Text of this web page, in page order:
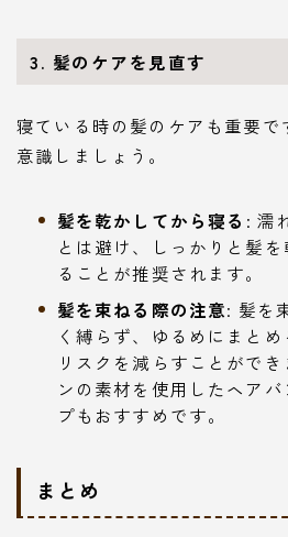
3. 髪のケアを見直す
寝ている時の髪のケアも重要で
意識しましょう。
髪を乾かしてから寝る : 濡
とは避け、しっかりと髪
ることが推奨されます。
髪を束ねる際の注意: 髪を
く縛らず、ゆるめにまと
リスクを減らすことがで
ンの素材を使用したヘア
プもおすすめです。
まとめ